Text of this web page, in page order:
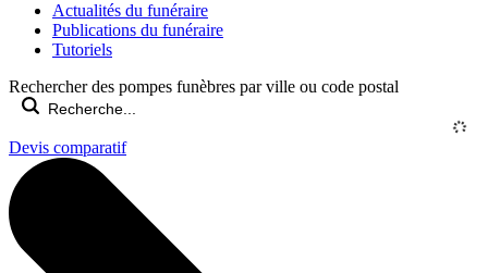
Actualités du funéraire
Publications du funéraire
Tutoriels
Rechercher des pompes funèbres par ville ou code postal
Devis comparatif